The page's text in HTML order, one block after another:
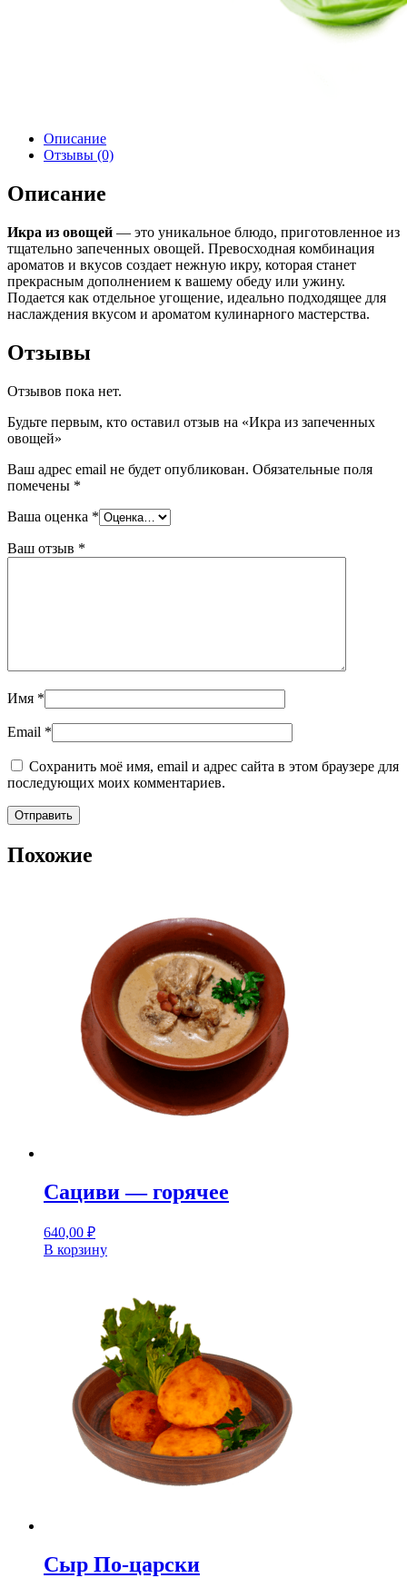
Описание
Отзывы (0)
Описание
Икра из овощей — это уникальное блюдо, приготовленное из
тщательно запеченных овощей. Превосходная комбинация
ароматов и вкусов создает нежную икру, которая станет
прекрасным дополнением к вашему обеду или ужину.
Подается как отдельное угощение, идеально подходящее для
наслаждения вкусом и ароматом кулинарного мастерства.
Отзывы
Отзывов пока нет.
Будьте первым, кто оставил отзыв на «Икра из запеченных
овощей»
Ваш адрес email не будет опубликован. Обязательные поля
помечены *
Ваша оценка *
Ваш отзыв *
Имя *
Email *
Сохранить моё имя, email и адрес сайта в этом браузере для
последующих моих комментариев.
Похожие
Сациви — горячее
640,00 ₽
В корзину
Сыр По-царски